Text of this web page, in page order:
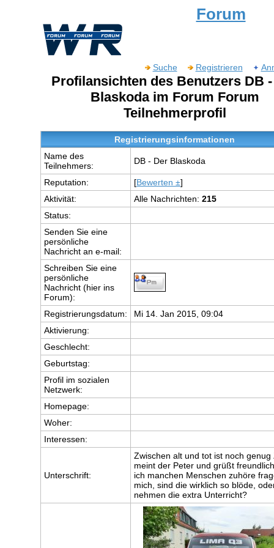
Forum
Suche Registrieren
Profilansichten des Benutzers DB
Blaskoda im Forum Forum
Teilnehmerprofil
Registrierungsinformationen
Name des
Teilnehmers:
DB - Der Blaskoda
Reputation: [Bewerten ±]
Aktivität:
Alle Nachrichten: 215
Status:
Senden Sie eine
persönliche
Nachricht an e-mail:
Schreiben Sie eine
persönliche
Nachricht (hier ins
Forum):
Registrierungsdatum:
Mi 14. Jan 2015, 09:04
Aktivierung:
Geschlecht:
Geburtstag:
Profil im sozialen
Netzwerk:
Homepage:
Woher:
Interessen:
Unterschrift:
Zwischen alt und tot ist noch genug
meint der Peter und grüßt
ich manchen Menschen zuhöre
mich, sind die wirklich so blöde,
nehmen die extra Unterricht?